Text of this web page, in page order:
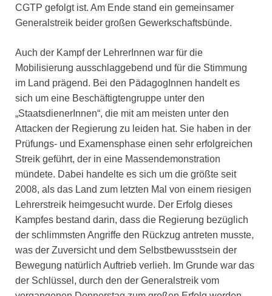
CGTP gefolgt ist. Am Ende stand ein gemeinsamer
Generalstreik beider großen Gewerkschaftsbünde.
Auch der Kampf der LehrerInnen war für die
Mobilisierung ausschlaggebend und für die Stimmung
im Land prägend. Bei den PädagogInnen handelt es
sich um eine Beschäftigtengruppe unter den
„StaatsdienerInnen“, die mit am meisten unter den
Attacken der Regierung zu leiden hat. Sie haben in der
Prüfungs- und Examensphase einen sehr erfolgreichen
Streik geführt, der in eine Massendemonstration
mündete. Dabei handelte es sich um die größte seit
2008, als das Land zum letzten Mal von einem riesigen
Lehrerstreik heimgesucht wurde. Der Erfolg dieses
Kampfes bestand darin, dass die Regierung bezüglich
der schlimmsten Angriffe den Rückzug antreten musste,
was der Zuversicht und dem Selbstbewusstsein der
Bewegung natürlich Auftrieb verlieh. Im Grunde war das
der Schlüssel, durch den der Generalstreik vom